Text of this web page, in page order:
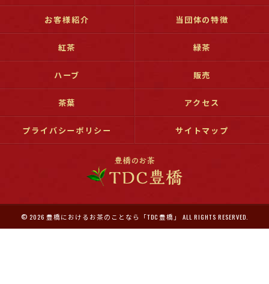
お客様紹介 当団体の特徴
紅茶 緑茶
ハーブ 販売
茶葉 アクセス
プライバシーポリシー サイトマップ
© 2026 豊橋におけるお茶のことなら「TDC 豊橋」 ALL RIGHTS RESERVED.